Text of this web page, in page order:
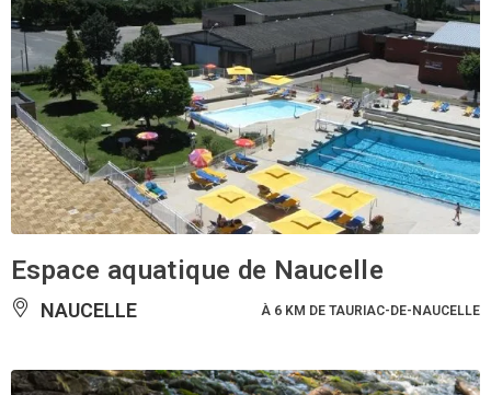
Espace aquatique de Naucelle
NAUCELLE À 6 KM DE TAURIAC-DE-NAUCELLE